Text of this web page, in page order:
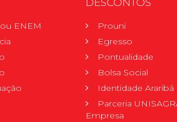
ENEM
DESCONTOS
Prouni
Egresso
Pontualidade
Bolsa Social
Identidade Araribá
Parceria
Empresa